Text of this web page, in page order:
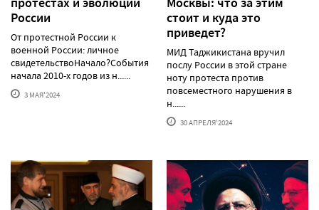
России
От протестной России к
военной России: личное
свидетельствоНачало?События
начала 2010-х годов из н......
3 МАЯ'2024
стоит и куда это
приведет?
МИД Таджикистана вручил
послу России в этой стране
ноту протеста против
повсеместного нарушения в
н......
30 АПРЕЛЯ'2024